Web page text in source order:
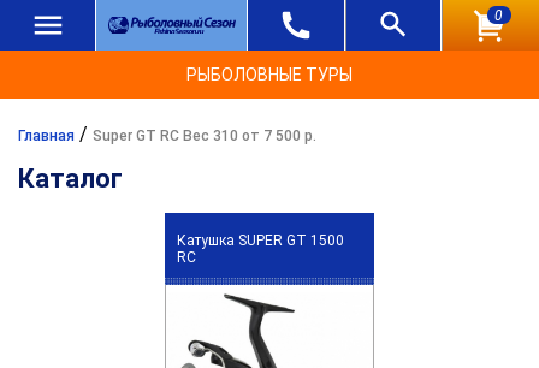
0
РЫБОЛОВНЫЕ ТУРЫ
Главная / Super GT RC Вес 310 от 7 500 р.
Каталог
Катушка SUPER GT 1500
RC